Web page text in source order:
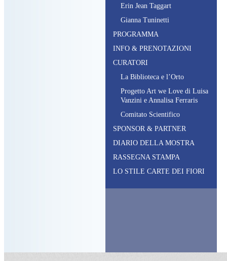
Erin Jean Taggart
Gianna Tuninetti
PROGRAMMA
INFO & PRENOTAZIONI
CURATORI
La Biblioteca e l’Orto
Progetto Art we Love di Luisa
Vanzini e Annalisa Ferraris
Comitato Scientifico
SPONSOR & PARTNER
DIARIO DELLA MOSTRA
RASSEGNA STAMPA
LO STILE CARTE DEI FIORI